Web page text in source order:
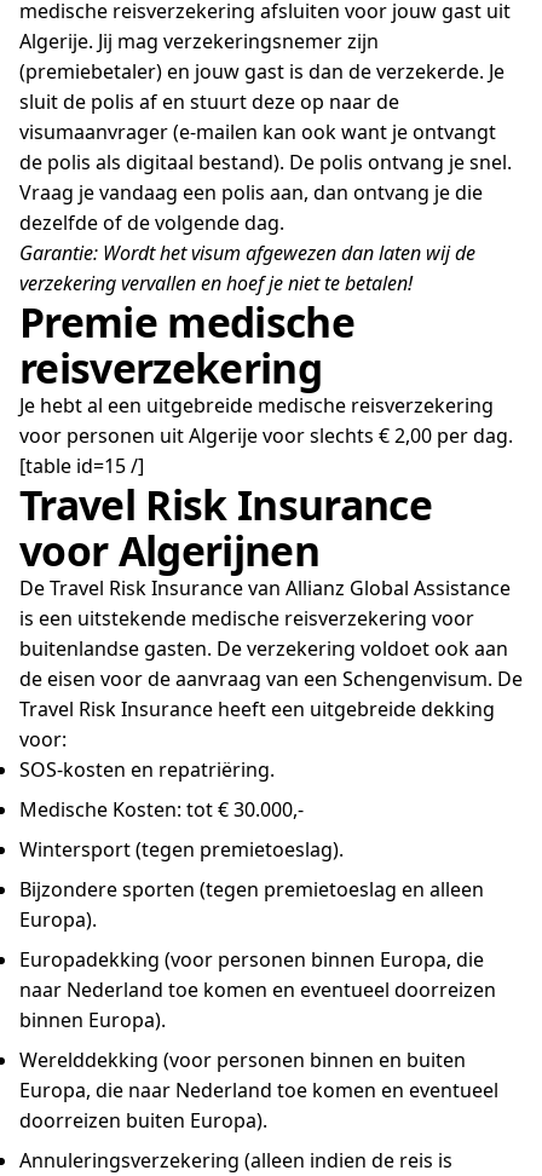
medische reisverzekering afsluiten voor jouw gast uit
Algerije. Jij mag verzekeringsnemer zijn
(premiebetaler) en jouw gast is dan de verzekerde. Je
sluit de polis af en stuurt deze op naar de
visumaanvrager (e-mailen kan ook want je ontvangt
de polis als digitaal bestand). De polis ontvang je snel.
Vraag je vandaag een polis aan, dan ontvang je die
dezelfde of de volgende dag.
Garantie: Wordt het visum afgewezen dan laten wij de
verzekering vervallen en hoef je niet te betalen!
Premie medische
reisverzekering
Je hebt al een uitgebreide medische reisverzekering
voor personen uit Algerije voor slechts € 2,00 per dag.
[table id=15 /]
Travel Risk Insurance
voor Algerijnen
De Travel Risk Insurance van Allianz Global Assistance
is een uitstekende medische reisverzekering voor
buitenlandse gasten. De verzekering voldoet ook aan
de eisen voor de aanvraag van een Schengenvisum. De
Travel Risk Insurance heeft een uitgebreide dekking
voor:
SOS-kosten en repatriëring.
Medische Kosten: tot € 30.000,-
Wintersport (tegen premietoeslag).
Bijzondere sporten (tegen premietoeslag en alleen
Europa).
Europadekking (voor personen binnen Europa, die
naar Nederland toe komen en eventueel doorreizen
binnen Europa).
Werelddekking (voor personen binnen en buiten
Europa, die naar Nederland toe komen en eventueel
doorreizen buiten Europa).
Annuleringsverzekering (alleen indien de reis is